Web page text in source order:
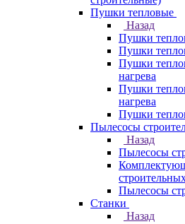
Пушки тепловые
Назад
Пушки
Пушки
Пушки
нагрева
Пушки
нагрева
Пушки
Пылесосы
Назад
Пылесосы
Пылесосы
Станки
Назад